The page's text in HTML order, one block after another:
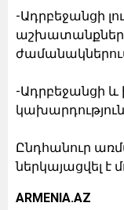
-Ադրբեջանցի
-Ադրբեջանցի և
Ընդհանուր
ներկայացվել է
ARMENIA.AZ